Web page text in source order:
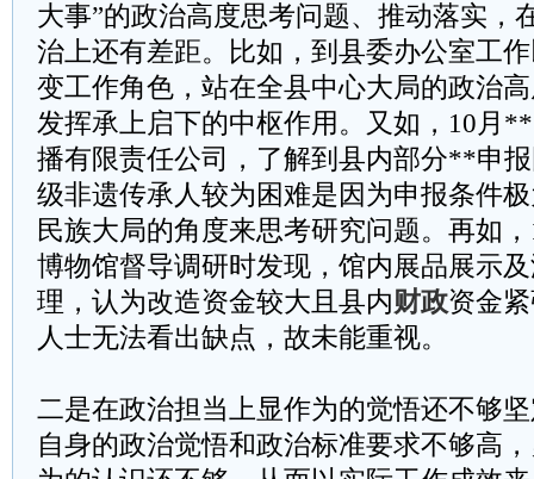
大事”的政治高度思考问题、推动落实，
治上还有差距。比如，到县委办公室工
变工作角色，站在全县中心大局的政治
发挥承上启下的中枢作用。又如，10月
播有限责任公司，了解到县内部分**申
级非遗传承人较为困难是因为申报条件
民族大局的角度来思考研究问题。再如
博物馆督导调研时发现，馆内展品展示
理，认为改造资金较大且县内财政资金
人士无法看出缺点，故未能重视。
二是在政治担当上显作为的觉悟还不够
自身的政治觉悟和政治标准要求不够高